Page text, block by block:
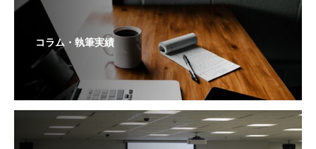
コラム・執筆実績